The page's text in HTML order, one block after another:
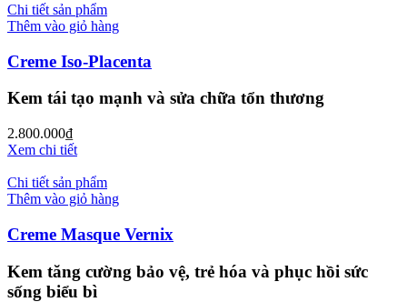
Chi tiết sản phẩm
Thêm vào giỏ hàng
Creme Iso-Placenta
Kem tái tạo mạnh và sửa chữa tổn thương
2.800.000₫
Xem chi tiết
Chi tiết sản phẩm
Thêm vào giỏ hàng
Creme Masque Vernix
Kem tăng cường bảo vệ, trẻ hóa và phục hồi sức
sống biểu bì